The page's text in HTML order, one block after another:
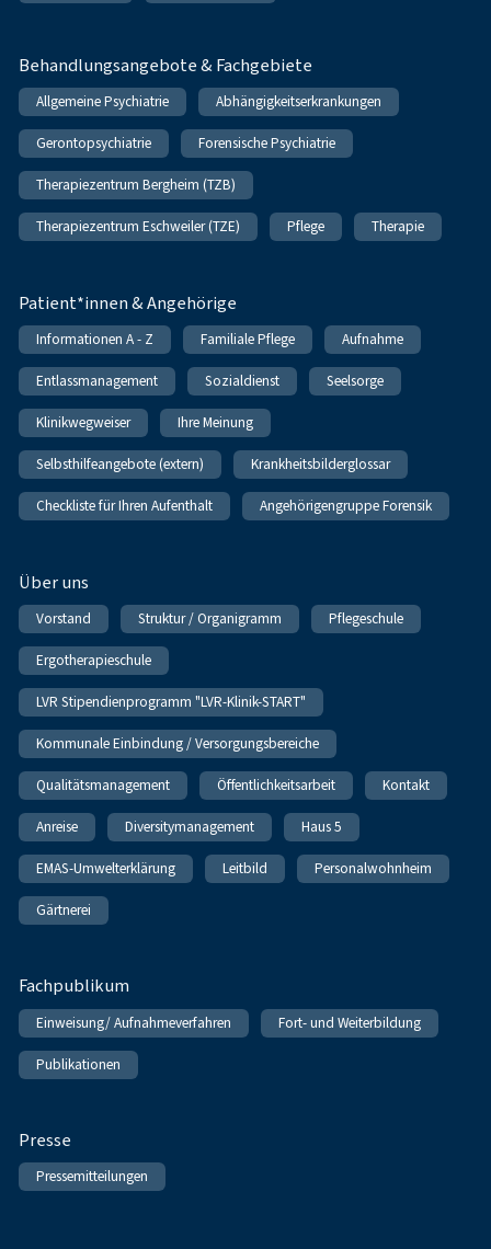
Behandlungsangebote & Fachgebiete
Allgemeine Psychiatrie Abhängigkeitserkrankungen
Gerontopsychiatrie Forensische Psychiatrie
Therapiezentrum Bergheim (TZB)
Therapiezentrum Eschweiler (TZE) Pflege Therapie
Patient*innen & Angehörige
Informationen A - Z Familiale Pflege Aufnahme
Entlassmanagement Sozialdienst Seelsorge
Klinikwegweiser Ihre Meinung
Selbsthilfeangebote (extern) Krankheitsbilderglossar
Checkliste für Ihren Aufenthalt Angehörigengruppe Forensik
Über uns
Vorstand Struktur / Organigramm Pflegeschule
Ergotherapieschule
LVR Stipendienprogramm "LVR-Klinik-START"
Kommunale Einbindung / Versorgungsbereiche
Qualitätsmanagement Öffentlichkeitsarbeit Kontakt
Anreise Diversitymanagement Haus 5
EMAS-Umwelterklärung Leitbild Personalwohnheim
Gärtnerei
Fachpublikum
Einweisung/ Aufnahmeverfahren Fort- und Weiterbildung
Publikationen
Presse
Pressemitteilungen